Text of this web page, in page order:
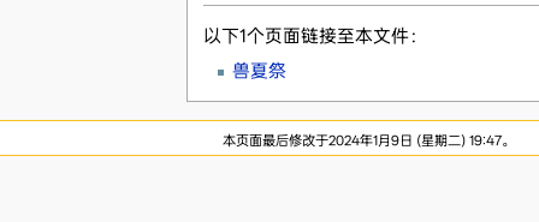
以下1个页面链接至本文件：
兽夏祭
本页面最后修改于2024年1月9日 (星期二) 19:47。